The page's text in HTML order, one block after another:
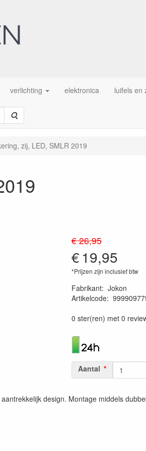
verlichting elektronica luifels en
Zoeken
zij, LED, SMLR 2019
€ 26,95
€19,95
*Prijzen zijn inclusief btw
Fabrikant: Jokon
Artikelcode:
0 ster(ren) met 0
Aantal
design. Montage middels